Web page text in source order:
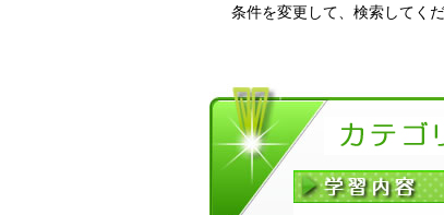
条件を変更して、検索してくだ